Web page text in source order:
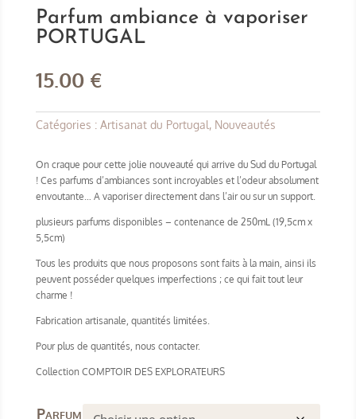
Parfum ambiance à vaporiser
PORTUGAL
15.00 €
Catégories : Artisanat du Portugal, Nouveautés
On craque pour cette jolie nouveauté qui arrive du Sud du Portugal
! Ces parfums d’ambiances sont incroyables et l’odeur absolument
envoutante… A vaporiser directement dans l’air ou sur un support.
plusieurs parfums disponibles – contenance de 250mL (19,5cm x
5,5cm)
Tous les produits que nous proposons sont faits à la main, ainsi ils
peuvent posséder quelques imperfections ; ce qui fait tout leur
charme !
Fabrication artisanale, quantités limitées.
Pour plus de quantités, nous contacter.
Collection COMPTOIR DES EXPLORATEURS
Parfum